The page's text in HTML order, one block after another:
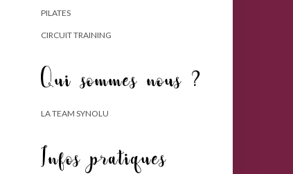
PILATES
CIRCUIT TRAINING
Qui sommes nous ?
LA TEAM SYNOLU
Infos pratiques